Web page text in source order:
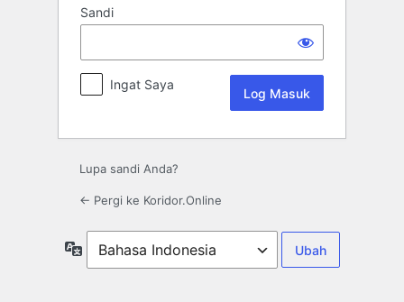
Sandi
Ingat Saya
Lupa sandi Anda?
← Pergi ke Koridor.Online
Bahasa